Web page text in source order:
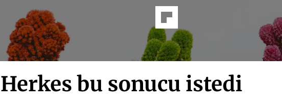
Herkes bu sonucu istedi